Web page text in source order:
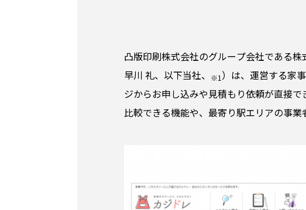
凸版印刷株式会社のグループ会社である株
早川 礼、以下当社、
※1 ）は、運営する家
ジからお申し込みや見積もり依頼が直接
比較できる機能や、最寄り駅エリアの事